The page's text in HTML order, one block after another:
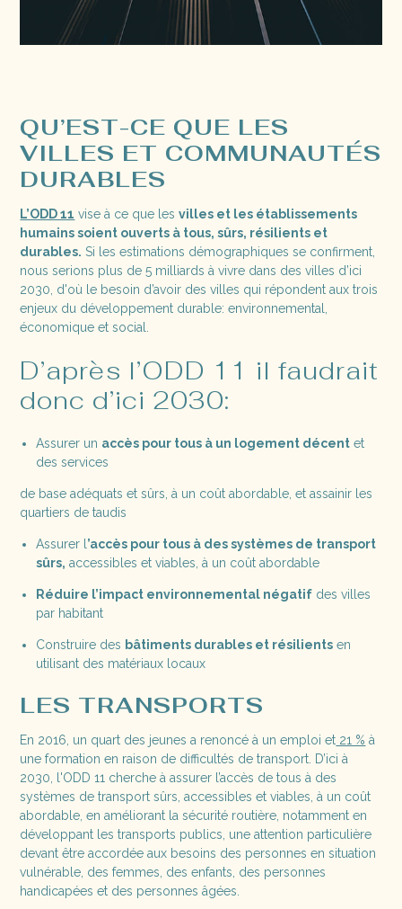
QU’EST-CE QUE LES
VILLES ET COMMUNAUTÉS
DURABLES
L’ODD 11 vise à ce que lesvilles et les établissements
humains soient ouverts à tous, sûrs, résilients et
durables. Si les estimations démographiques se confirment,
nous serions plus de 5 milliards à vivre dans des villes d’ici
2030, d'où le besoin d’avoir des villes qui répondent aux trois
enjeux du développement durable: environnemental,
économique et social.
D’après l’ODD 11 il faudrait
donc d’ici 2030:
Assurer un accès pour tous à un logement décentet
des services
de base adéquats et sûrs, à un coût abordable, et assainir les
quartiers de taudis
Assurer l’accès pour tous à des systèmes de transport
sûrs, accessibles et viables, à un coût abordable
Réduire l’impact environnemental négatifdes villes
par habitant
Construire des bâtiments durables et résilientsen
utilisant des matériaux locaux
LES TRANSPORTS
En 2016, un quart des jeunes a renoncé à un emploi et 21 % à
une formation en raison de difficultés de transport. D’ici à
2030, l'ODD 11 cherche à assurer l’accès de tous à des
systèmes de transport sûrs, accessibles et viables, à un coût
abordable, en améliorant la sécurité routière, notamment en
développant les transports publics, une attention particulière
devant être accordée aux besoins des personnes en situation
vulnérable, des femmes, des enfants, des personnes
handicapées et des personnes âgées.